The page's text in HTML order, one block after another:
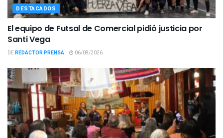
DESTACADOS
El equipo de Futsal de Comercial pidió justicia por
Santi Vega
DEREDACTOR PRENSA 06/08/2026